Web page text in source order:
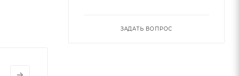
ЗАДАТЬ ВОПРОС